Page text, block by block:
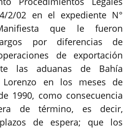
2/02 en el expediente N°
que le fueron
por diferencias de
de exportación
las aduanas de Bahía
en los meses de
1990, como consecuencia
de término, es decir,
de espera; que los